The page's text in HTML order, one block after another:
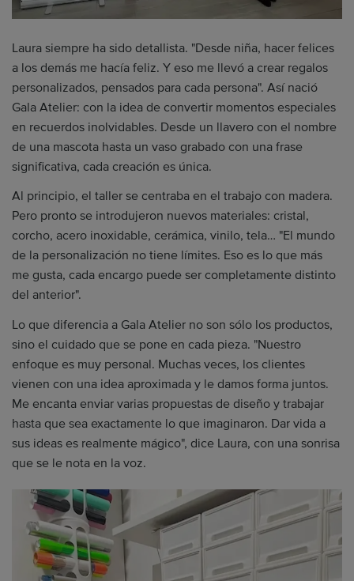
Laura siempre ha sido detallista. "Desde niña, hacer felices
a los demás me hacía feliz. Y eso me llevó a crear regalos
personalizados, pensados para cada persona". Así nació
Gala Atelier: con la idea de convertir momentos especiales
en recuerdos inolvidables. Desde un llavero con el nombre
de una mascota hasta un vaso grabado con una frase
significativa, cada creación es única.
Al principio, el taller se centraba en el trabajo con madera.
Pero pronto se introdujeron nuevos materiales: cristal,
corcho, acero inoxidable, cerámica, vinilo, tela… "El mundo
de la personalización no tiene límites. Eso es lo que más
me gusta, cada encargo puede ser completamente distinto
del anterior".
Lo que diferencia a Gala Atelier no son sólo los productos,
sino el cuidado que se pone en cada pieza. "Nuestro
enfoque es muy personal. Muchas veces, los clientes
vienen con una idea aproximada y le damos forma juntos.
Me encanta enviar varias propuestas de diseño y trabajar
hasta que sea exactamente lo que imaginaron. Dar vida a
sus ideas es realmente mágico", dice Laura, con una sonrisa
que se le nota en la voz.